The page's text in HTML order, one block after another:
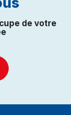
de votre